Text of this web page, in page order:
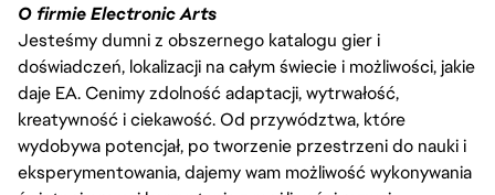
O firmie Electronic Arts
Jesteśmy dumni z obszernego katalogu gier i
doświadczeń, lokalizacji na całym świecie i możliwości, jakie
daje EA. Cenimy zdolność adaptacji, wytrwałość,
kreatywność i ciekawość. Od przywództwa, które
wydobywa potencjał, po tworzenie przestrzeni do nauki i
eksperymentowania, dajemy wam możliwość wykonywania